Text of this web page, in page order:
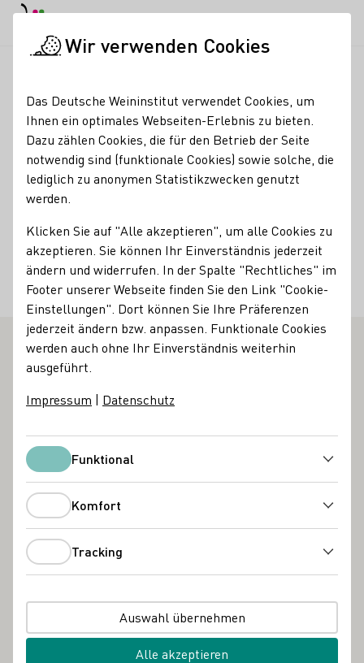
Peter und Martin Acker
GbR
Kontakt
Peter und Martin Acker GbR
55294 Bodenheim Rheinallee 102 Rheinhessen
Deutschland
Wir verwenden Cookies
Das Deutsche Weininstitut verwendet Cookies, um
Ihnen ein optimales Webseiten-Erlebnis zu bieten.
Dazu zählen Cookies, die für den Betrieb der Seite
notwendig sind (funktionale Cookies) sowie solche, die
lediglich zu anonymen Statistikzwecken genutzt
werden.
Klicken Sie auf "Alle akzeptieren", um alle Cookies zu
akzeptieren. Sie können Ihr Einverständnis jederzeit
ändern und widerrufen. In der Spalte "Rechtliches" im
Footer unserer Webseite finden Sie den Link "Cookie-
Einstellungen". Dort können Sie Ihre Präferenzen
jederzeit ändern bzw. anpassen. Funktionale Cookies
werden auch ohne Ihr Einverständnis weiterhin
ausgeführt.
Impressum | Datenschutz
FunktionalFunktional
Komfort
Tracking
Auswahl übernehmen
Alle akzeptieren